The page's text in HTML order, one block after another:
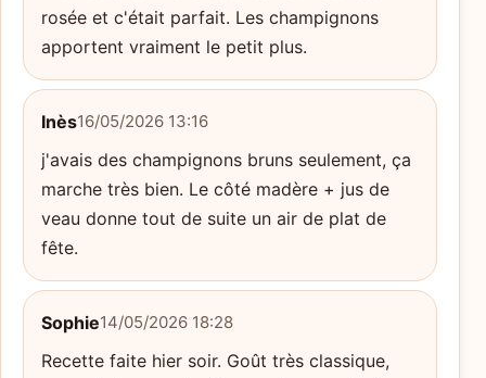
rosée et c'était parfait. Les champignons
apportent vraiment le petit plus.
Inès16/05/2026 13:16
j'avais des champignons bruns seulement, ça
marche très bien. Le côté madère + jus de
veau donne tout de suite un air de plat de
fête.
Sophie14/05/2026 18:28
Recette faite hier soir. Goût très classique,